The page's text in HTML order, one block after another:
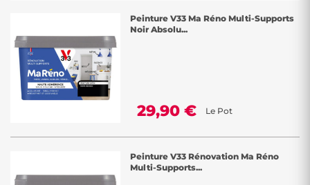
Peinture V33 Ma Réno Multi-Supports
Noir Absolu...
29,90 € Le Pot
Peinture V33 Rénovation Ma Réno
Multi-Supports...